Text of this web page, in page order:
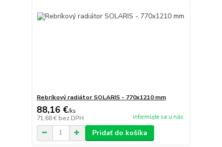
Rebríkový radiátor SOLARIS - 770x1210 mm
88,16 €/ks
71,68 € bez DPH informujte sa u nás
Pridať do košíka